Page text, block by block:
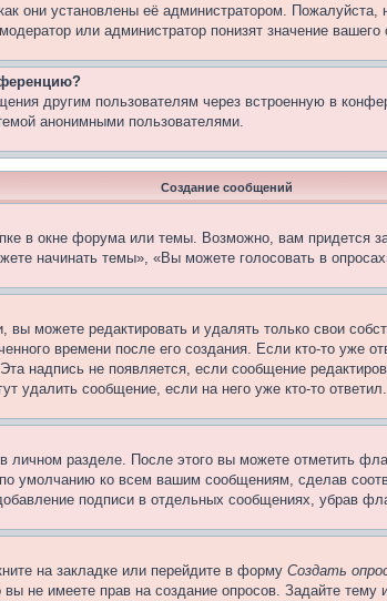
они установлены её администратором.
или администратор понизят значение вашего
другим пользователям через встроенную в
анонимными пользователями.
Создание сообщений
в окне форума или темы. Возможно, вам придется
начинать темы», «Вы можете голосовать в
можете редактировать и удалять только свои
времени после его создания. Если кто-то уже
надпись не появляется, если сообщение
удалить сообщение, если на него уже кто-то ответил.
разделе. После этого вы можете отметить
умолчанию ко всем вашим сообщениям, сделав
подписи в отдельных сообщениях, убрав
на закладке или перейдите в форму Создать
не имеете прав на создание опросов. Задайте